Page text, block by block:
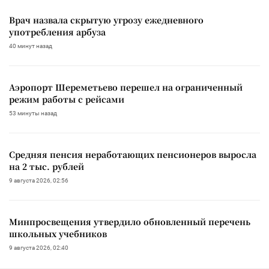
Врач назвала скрытую угрозу ежедневного
употребления арбуза
40 минут назад
Аэропорт Шереметьево перешел на ограниченный
режим работы с рейсами
53 минуты назад
Средняя пенсия неработающих пенсионеров выросла
на 2 тыс. рублей
9 августа 2026, 02:56
Минпросвещения утвердило обновленный перечень
школьных учебников
9 августа 2026, 02:40